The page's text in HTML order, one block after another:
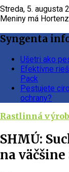
Streda, 5. augusta
Meniny má
Syngenta
Ušetri ako
Efektívne
Pack
Pestujete
ochrany?
Rastlinná
SHMÚ:
na